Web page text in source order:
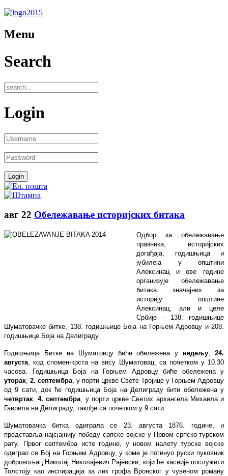
Menu
Search
Login
авг 22 Обележавање историјских битака
Одбор за обележавање
празника, историјских
догађаја, годишњица и
јубилеја у општини
Алексинац и ове године
организује обележавање
битака значајних за
историју општине
Алексинац, али и целе
Србије - 138. годишњице
Шуматовачке битке, 138. годишњице Боја на Горњем Адровцу и 208.
годишњице Боја на Делиграду.
Годишњица Битке на Шуматовцу биће обележена унедељу, 24.
августа, код спомен-крста на вису Шуматовац, са почетком у 10.30
часова. Годишњица Боја на Горњем Адровцу биће обележена у
уторак, 2. септембра, у порти цркве Свете Тројице у Горњем Адровцу
од 9 сати, док ће годишњица Боја на Делиграду бити обележена у
четвртак,4. септембра, у порти цркве Светих архангела Михаила и
Гаврила на Делиграду, такође са почетком у 9 сати.
Шуматовачка битка одиграла се 23. августа 1876. године, и
представља најсјајнију победу српске војске у Првом српско-турском
рату. Првог септембра исте године, у новом налету турске војске
одиграо се Бој на Горњем Адровцу, у коме је погинуо руски пуковник
добровољац Николај Николајевич Рајевски, који ће касније послужити
Толстоју као инспирација за лик грофа Вронског у чувеном роману